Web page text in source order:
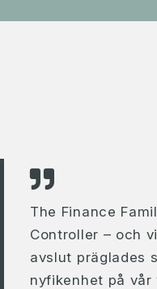
The Finance
Controller – och
avslut präglades
nyfikenhet på